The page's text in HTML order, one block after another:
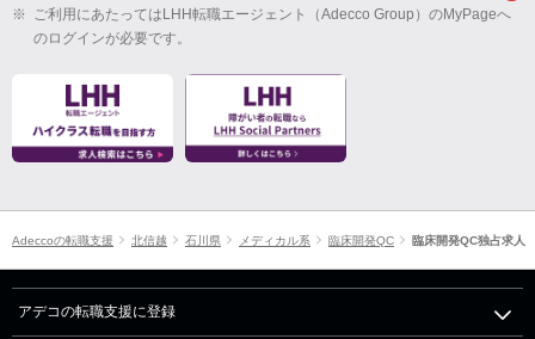
※ ご利用にあたってはLHH転職エージェント（Adecco Group）のMyPageへ
のログインが必要です。
Adeccoの転職支援 北信越 石川県 メディカル系 臨床開発QC 臨床開発QC独占求人
アデコの転職支援に登録